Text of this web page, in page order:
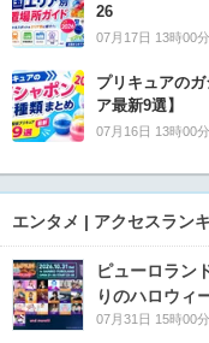
26
07月17日 13時00分
プリキュアの
ア最新9選】
07月16日 13時00分
エンタメ | アクセスラン
ピューロラン
りのハロウィ
07月31日 15時00分